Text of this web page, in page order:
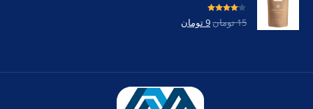
امتیاز4.00
از 5 15تومان9تومان